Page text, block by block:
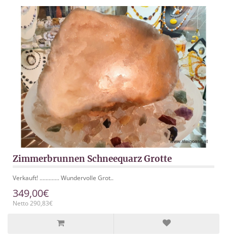
Zimmerbrunnen Schneequarz Grotte
Verkauft! ............. Wundervolle Grot..
349,00€
Netto 290,83€